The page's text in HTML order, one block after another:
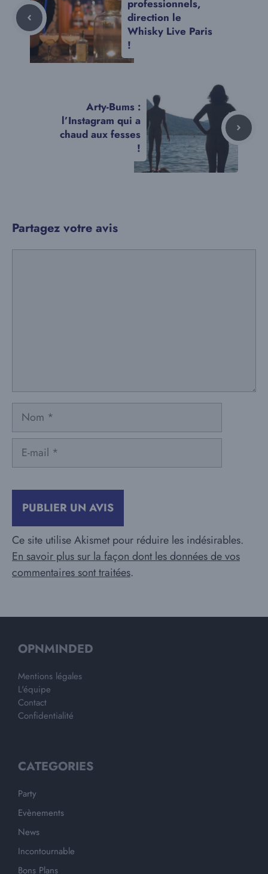
professionnels,
direction le
Whisky Live Paris
!
Arty-Bums :
l’Instagram qui a
chaud aux fesses
!
Partagez votre avis
Nom
Ce site utilise Akismet pour réduire les indésirables.
En savoir plus sur la façon dont les données de vos
commentaires sont traitées.
OPNMINDED
Mentions légales
L'équipe
Contact
Confidentialité
CATEGORIES
Party
Evènements
News
Incontournable
Bons Plans